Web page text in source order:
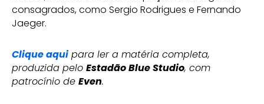
consagrados, como Sergio Rodrigues e Fernando
Jaeger.
Clique aquipara ler a matéria completa,
produzida pelo Estadão Blue Studio, com
patrocínio de Even.